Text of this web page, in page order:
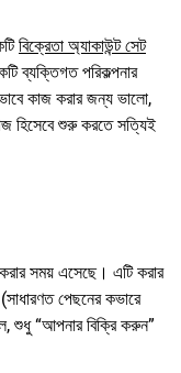
বিক্রেতা অ্যাকাউন্ট সেট
ব্যক্তিগত পরিকল্পনার
কাজ করার জন্য ভালো,
হিসেবে শুরু করতে সত্যিই
সময় এসেছে। এটি করার
পেছনের কভারে
শুধু “আপনার বিক্রি করুন”